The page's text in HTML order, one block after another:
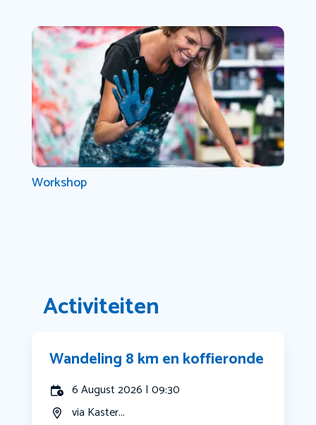
Workshop
Activiteiten
Wandeling 8 km en koffieronde
6 August 2026 | 09:30
via Kaster...